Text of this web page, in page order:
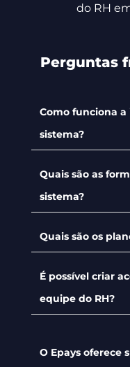
do RH
Perguntas
Como funciona
sistema?
Quais são as
sistema?
Quais são os
É possível criar
equipe do RH?
O Epays oferece